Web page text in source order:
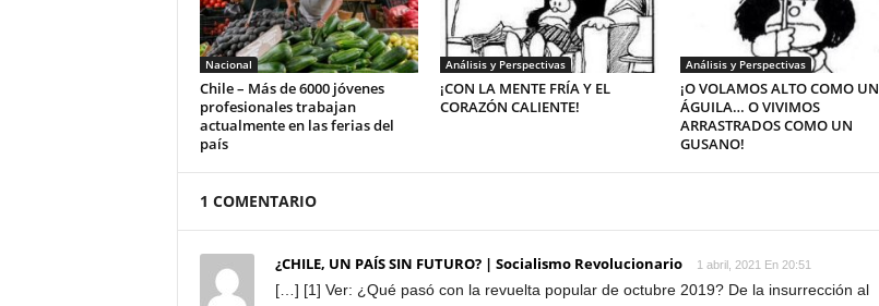
Nacional
Chile – Más de 6000 jóvenes
profesionales trabajan
actualmente en las ferias del
país
Análisis y Perspectivas
¡CON LA MENTE FRÍA Y EL
CORAZÓN CALIENTE!
Análisis y Perspectivas
¡O VOLAMOS ALTO COMO UN
ÁGUILA… O VIVIMOS
ARRASTRADOS COMO UN
GUSANO!
1 COMENTARIO
¿CHILE, UN PAÍS SIN FUTURO? | Socialismo Revolucionario 1 abril, 2021 En 20:51
[…] [1] Ver: ¿Qué pasó con la revuelta popular de octubre 2019? De la insurrección al